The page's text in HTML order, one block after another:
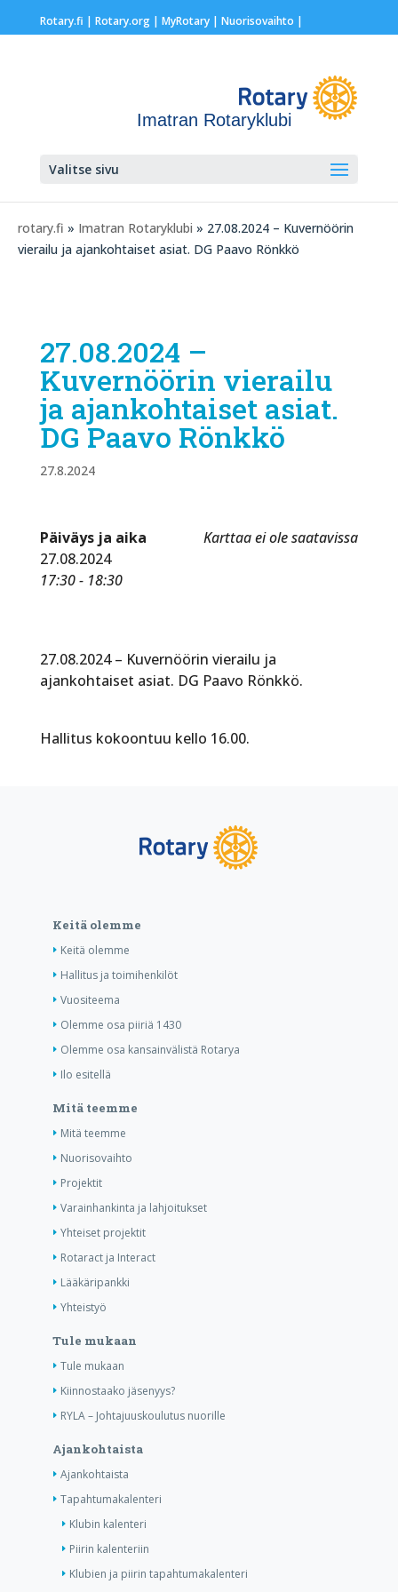
Rotary.fi | Rotary.org| MyRotary | Nuorisovaihto |
Imatran Rotaryklubi
Valitse sivu
rotary.fi » Imatran Rotaryklubi » 27.08.2024 – Kuvernöörin
vierailu ja ajankohtaiset asiat. DG Paavo Rönkkö
27.08.2024 –
Kuvernöörin vierailu
ja ajankohtaiset asiat.
DG Paavo Rönkkö
27.8.2024
Karttaa ei ole saatavissa
Päiväys ja aika
27.08.2024
17:30 - 18:30
27.08.2024 – Kuvernöörin vierailu ja
ajankohtaiset asiat. DG Paavo Rönkkö.
Hallitus kokoontuu kello 16.00.
Keitä olemme
Keitä olemme
Hallitus ja toimihenkilöt
Vuositeema
Olemme osa piiriä 1430
Olemme osa kansainvälistä Rotarya
Ilo esitellä
Mitä teemme
Mitä teemme
Nuorisovaihto
Projektit
Varainhankinta ja lahjoitukset
Yhteiset projektit
Rotaract ja Interact
Lääkäripankki
Yhteistyö
Tule mukaan
Tule mukaan
Kiinnostaako jäsenyys?
RYLA – Johtajuuskoulutus nuorille
Ajankohtaista
Ajankohtaista
Tapahtumakalenteri
Klubin kalenteri
Piirin kalenteriin
Klubien ja piirin tapahtumakalenteri